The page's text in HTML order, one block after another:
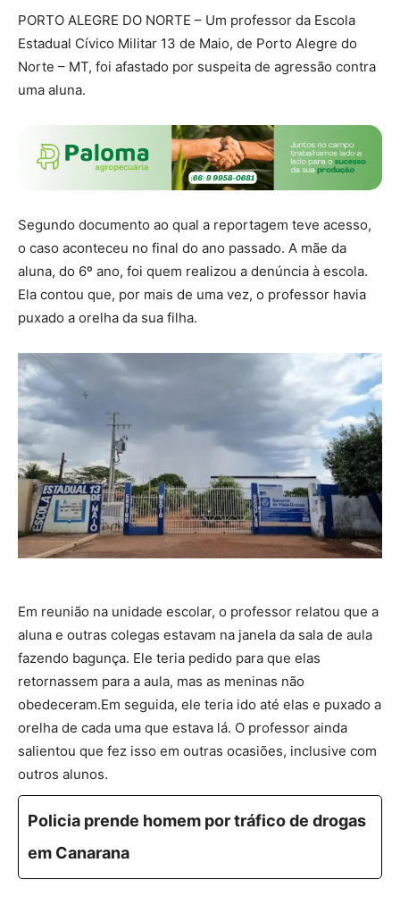
PORTO ALEGRE DO NORTE – Um professor da Escola
Estadual Cívico Militar 13 de Maio, de Porto Alegre do
Norte – MT, foi afastado por suspeita de agressão contra
uma aluna.
Segundo documento ao qual a reportagem teve acesso,
o caso aconteceu no final do ano passado. A mãe da
aluna, do 6º ano, foi quem realizou a denúncia à escola.
Ela contou que, por mais de uma vez, o professor havia
puxado a orelha da sua filha.
Em reunião na unidade escolar, o professor relatou que a
aluna e outras colegas estavam na janela da sala de aula
fazendo bagunça. Ele teria pedido para que elas
retornassem para a aula, mas as meninas não
obedeceram.Em seguida, ele teria ido até elas e puxado a
orelha de cada uma que estava lá. O professor ainda
salientou que fez isso em outras ocasiões, inclusive com
outros alunos.
Policia prende homem por tráfico de drogas
em Canarana